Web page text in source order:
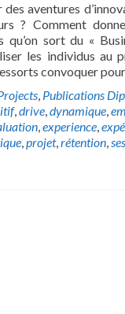
des aventures
? Comment
qu’on sort du «
les individus au
convoquer pour
, Publications
,drive,dynamique,
,experience,
,projet,rétention,